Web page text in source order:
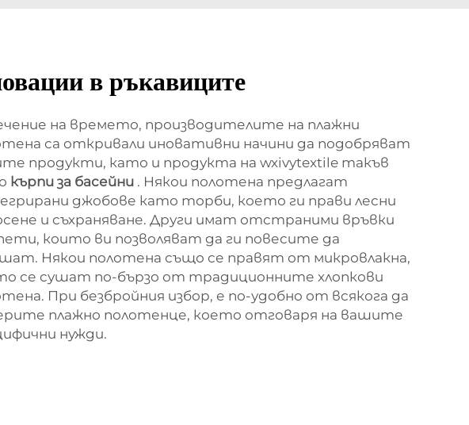
в ръкавиците
на времето, производителите на плажни
са откривали иновативни начини да подобряват
продукти, като и продукта на wxivytextile такъв
кърпи за басейни . Някои полотена предлагат
джобове като торби, което ги прави лесни
и съхраняване. Други имат отстраними връвки
които ви позволяват да ги повесите да
Някои полотена също се правят от микровлакна,
се сушат по-бързо от традиционните хлопкови
При безбройния избор, е по-удобно от всякога да
плажно полотенце, което отговаря на вашите
нужди.